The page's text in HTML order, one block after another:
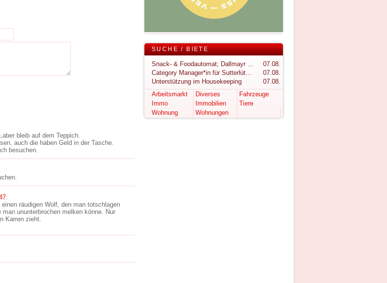
bleib auf dem Teppich.
auch die haben Geld in der Tasche.
besuchen.
:
räudigen Wolf, den man totschlagen
ununterbrochen melken könne. Nur
Karren zieht.
SUCHE / BIETE
Snack- & Foodautomat; Dallmayr S150
07.08.
Category Manager*in für Sutterlüty gesucht
07.08.
Unterstützung im Housekeeping
07.08.
Arbeitsmarkt
Diverses
Fahrzeuge
Immo
Immobilien
Tiere
Wohnung
Wohnungen